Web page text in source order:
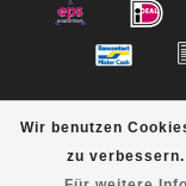
Wir benutzen
zu
© Copyright 2026
Powered by
bestbike